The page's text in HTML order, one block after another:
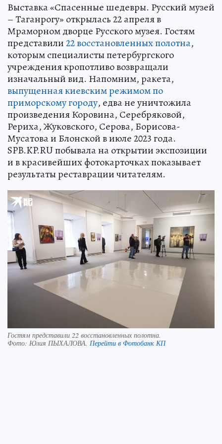
Выставка «Спасенные шедевры. Русский музей
– Таганрогу» открылась 22 апреля в
Мраморном дворце Русского музея. Гостям
представили22 восстановленных полотна,
которым специалисты петербургского
учреждения кропотливо возвращали
изначальный вид. Напомним, ракета,
выпущенная киевским режимом по
приморскому городу, едва не уничтожила
произведения Коровина, Серебряковой,
Рериха, Жуковского, Серова, Борисова-
Мусатова и Блонской в июле 2023 года.
SPB.KP.RU побывала на открытии экспозиции
и в красивейших фотокарточках показывает
результаты реставрации читателям.
Гостям представили 22 восстановленных полотна.
Фото: Юлия ПЫХАЛОВА. Перейти в Фотобанк КП